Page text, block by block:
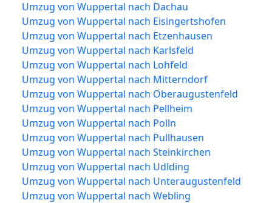
Umzug von Wuppertal nach Dachau
Umzug von Wuppertal nach Eisingertshofen
Umzug von Wuppertal nach Etzenhausen
Umzug von Wuppertal nach Karlsfeld
Umzug von Wuppertal nach Lohfeld
Umzug von Wuppertal nach Mitterndorf
Umzug von Wuppertal nach Oberaugustenfeld
Umzug von Wuppertal nach Pellheim
Umzug von Wuppertal nach Polln
Umzug von Wuppertal nach Pullhausen
Umzug von Wuppertal nach Steinkirchen
Umzug von Wuppertal nach Udlding
Umzug von Wuppertal nach Unteraugustenfeld
Umzug von Wuppertal nach Webling